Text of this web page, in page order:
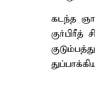
கடந்த